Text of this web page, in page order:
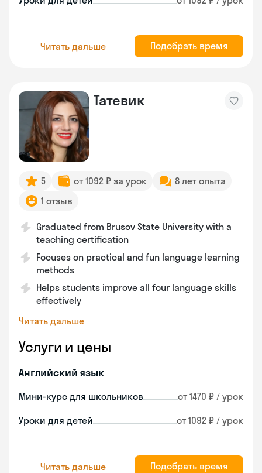
Читать дальше Подобрать время
Татевик
5 от 1092 ₽ за урок
8 лет опыта
1 отзыв
Graduated from Brusov State University with a
teaching certification
Focuses on practical and fun language learning
methods
Helps students improve all four language skills
effectively
Читать дальше
Услуги и цены
Английский язык
Мини-курс для школьников от 1470 ₽ / урок
Уроки для детей от 1092 ₽ / урок
Читать дальше Подобрать время